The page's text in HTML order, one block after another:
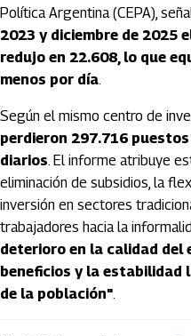
Política Argentina (CEPA),
2023 y diciembre de 2025
redujo en 22.608, lo que
menos por día.
Según el mismo centro de
perdieron 297.716
diarios. El informe atribuye
eliminación de subsidios, la
inversión en sectores
trabajadores hacia la
deterioro en la calidad del
beneficios y la estabilidad
de la población".